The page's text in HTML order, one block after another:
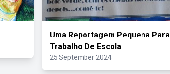
Uma Reportagem Pequena Para
Trabalho De Escola
25 September 2024